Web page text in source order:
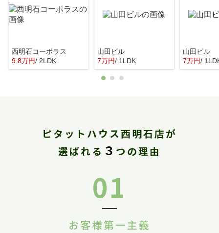
西明石コーポラス
9.8万円/ 2LDK
山田ビル
7万円/ 1LDK
山田ビル
7万円/
ピタットハウス西明石店が
選ばれる ３ つの理由
01
お客様第一主義